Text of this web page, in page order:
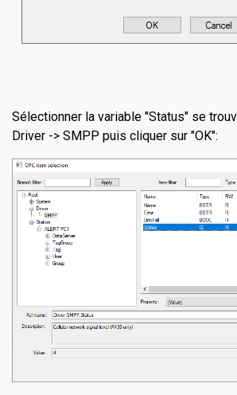
Sélectionner la variable "Status" se
Driver -> SMPP puis cliquer sur "OK":